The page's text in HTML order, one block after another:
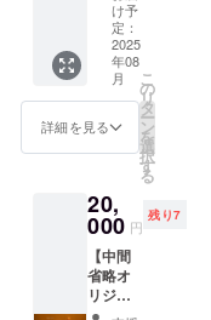
すが、
あなた
達から
このお
店は始
まりま
した。
しま
す。私
たちは
お店を
支えて
いただ
ます2】
全宅ツ
イの皆
様のご
多幸を
願っ
て、お
参りし
ます。
け予
定：
2025
年08
月
詳細を見る
こ
の
リ
タ
ー
ン
を
選
択
す
る
20,
000 円
残り7
【中間
省略オ
リジナ
ルブレ